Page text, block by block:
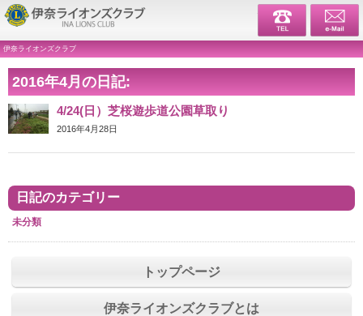
伊奈ライ
伊奈ライオンズクラブ
2016年4月の日記:
4/24(日）芝桜遊歩道公園草取り
2016年4月28日
日記のカテゴリー
未分類
トップページ
伊奈ライオンズクラブとは